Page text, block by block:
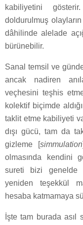
kabiliyetini
doldurulmuş
dâhilinde alelade
bürünebilir.
Sanal temsil ve
ancak nadiren
veçhesini teşhis
kolektif biçimde
taklit etme kabiliyeti
dışı gücü, tam da
gizleme [simmulation
olmasında kendini
sureti bizi genelde
yeniden teşekkül
hesaba katmamaya
İşte tam burada asıl